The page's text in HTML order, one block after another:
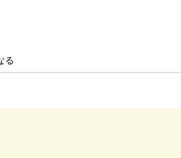
る